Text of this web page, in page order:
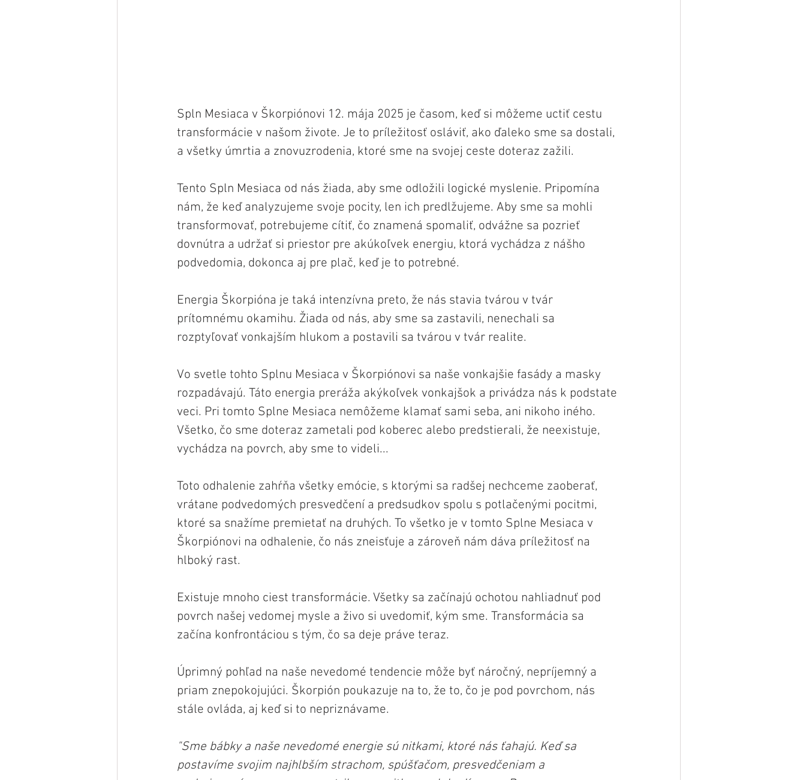
Spln Mesiaca v Škorpiónovi 12. mája 2025 je časom, keď si môžeme uctiť cestu
transformácie v našom živote. Je to príležitosť osláviť, ako ďaleko sme sa dostali,
a všetky úmrtia a znovuzrodenia, ktoré sme na svojej ceste doteraz zažili.
Tento Spln Mesiaca od nás žiada, aby sme odložili logické myslenie. Pripomína
nám, že keď analyzujeme svoje pocity, len ich predlžujeme. Aby sme sa mohli
transformovať, potrebujeme cítiť, čo znamená spomaliť, odvážne sa pozrieť
dovnútra a udržať si priestor pre akúkoľvek energiu, ktorá vychádza z nášho
podvedomia, dokonca aj pre plač, keď je to potrebné.
Energia Škorpióna je taká intenzívna preto, že nás stavia tvárou v tvár
prítomnému okamihu. Žiada od nás, aby sme sa zastavili, nenechali sa
rozptyľovať vonkajším hlukom a postavili sa tvárou v tvár realite.
Vo svetle tohto Splnu Mesiaca v Škorpiónovi sa naše vonkajšie fasády a masky
rozpadávajú. Táto energia preráža akýkoľvek vonkajšok a privádza nás k podstate
veci. Pri tomto Splne Mesiaca nemôžeme klamať sami seba, ani nikoho iného.
Všetko, čo sme doteraz zametali pod koberec alebo predstierali, že neexistuje,
vychádza na povrch, aby sme to videli...
Toto odhalenie zahŕňa všetky emócie, s ktorými sa radšej nechceme zaoberať,
vrátane podvedomých presvedčení a predsudkov spolu s potlačenými pocitmi,
ktoré sa snažíme premietať na druhých. To všetko je v tomto Splne Mesiaca v
Škorpiónovi na odhalenie, čo nás zneisťuje a zároveň nám dáva príležitosť na
hlboký rast.
Existuje mnoho ciest transformácie. Všetky sa začínajú ochotou nahliadnuť pod
povrch našej vedomej mysle a živo si uvedomiť, kým sme. Transformácia sa
začína konfrontáciou s tým, čo sa deje práve teraz.
Úprimný pohľad na naše nevedomé tendencie môže byť náročný, nepríjemný a
priam znepokojujúci. Škorpión poukazuje na to, že to, čo je pod povrchom, nás
stále ovláda, aj keď si to nepriznávame.
"Sme bábky a naše nevedomé energie sú nitkami, ktoré nás ťahajú. Keď sa
postavíme svojim najhlbším strachom, spúšťačom, presvedčeniam a